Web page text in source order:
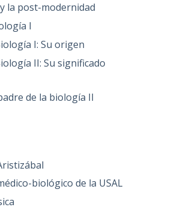
la post-modernidad
I
I: Su origen
II: Su significado
de la biología II
biológico de la USAL